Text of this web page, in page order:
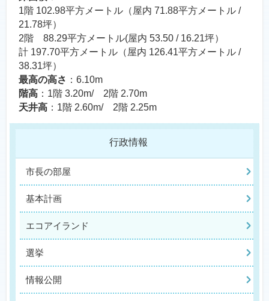
1階 102.98平方メートル（屋内 71.88平方メートル /
21.78坪）
2階 88.29平方メートル(屋内 53.50 / 16.21坪）
計 197.70平方メートル（屋内 126.41平方メートル /
38.31坪）
最高の高さ ：6.10m
階高 ：1階 3.20m/ 2階 2.70m
天井高 ：1階 2.60m/ 2階 2.25m
行政情報
市長の部屋
基本計画
エコアイランド
選挙
情報公開